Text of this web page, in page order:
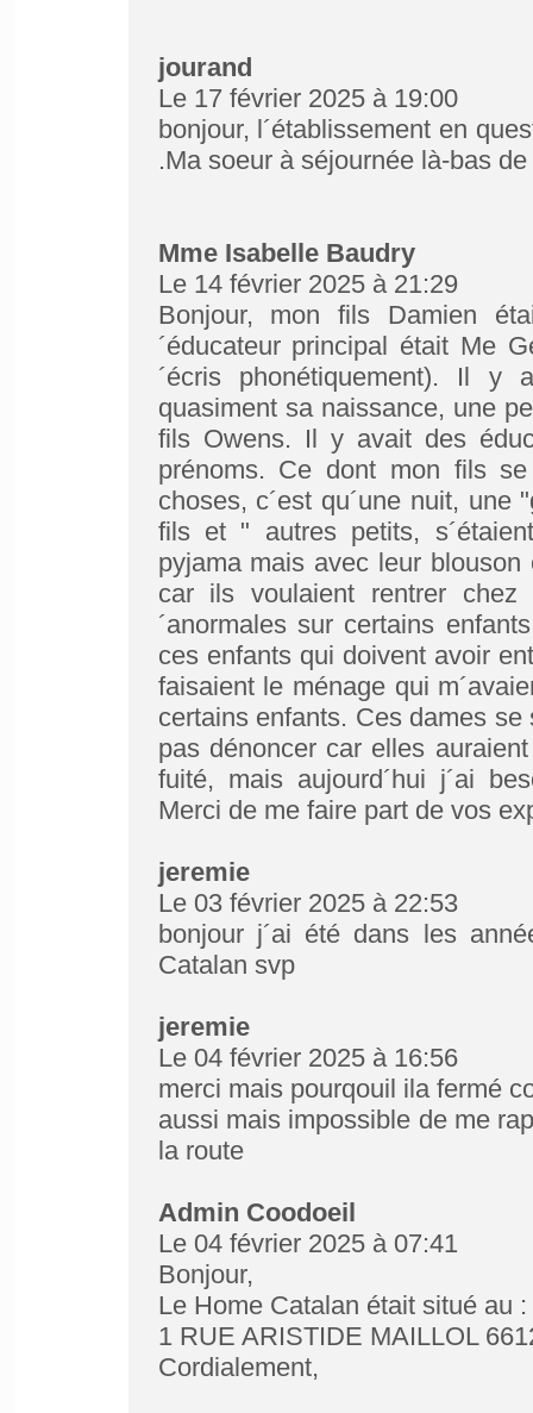
jourand
Le 17 février 2025 à 19:00
bonjour, l´établissement en
.Ma soeur à séjournée là-bas
Mme Isabelle Baudry
Le 14 février 2025 à 21:29
Bonjour, mon fils Damien
´éducateur principal était Me
´écris phonétiquement). Il
quasiment sa naissance, une
fils Owens. Il y avait des
prénoms. Ce dont mon fils
choses, c´est qu´une nuit,
fils et " autres petits,
pyjama mais avec leur
car ils voulaient rentrer
´anormales sur certains
ces enfants qui doivent avoir
faisaient le ménage qui
certains enfants. Ces dames
pas dénoncer car elles
fuité, mais aujourd´hui j´ai
Merci de me faire part de vos
jeremie
Le 03 février 2025 à 22:53
bonjour j´ai été dans les
Catalan svp
jeremie
Le 04 février 2025 à 16:56
merci mais pourqouil ila fermé
aussi mais impossible de me
la route
Admin Coodoeil
Le 04 février 2025 à 07:41
Bonjour,
Le Home Catalan était situé au :
1 RUE ARISTIDE MAILLOL
Cordialement,